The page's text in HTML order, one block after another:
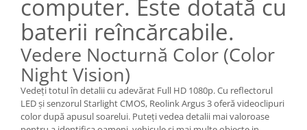
computer. Este dotată cu
baterii reîncărcabile.
Vedere Nocturnă Color (Color
Night Vision)
Vedeți totul în detalii cu adevărat Full HD 1080p. Cu reflectorul
LED și senzorul Starlight CMOS, Reolink Argus 3 oferă videoclipuri
color după apusul soarelui. Puteți vedea detalii mai valoroase